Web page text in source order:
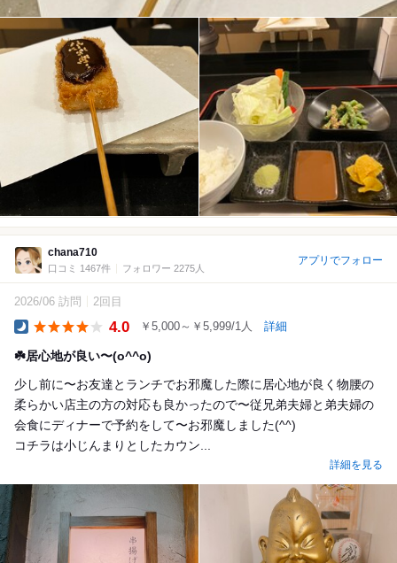
chana710
口コミ 1467件 フォロワー 2275人
アプリでフォロー
2026/06 訪問 2回目
4.0 ￥5,000～￥5,999/1人 詳細
☘️居心地が良い〜(o^^o)
少し前に〜お友達とランチでお邪魔した際に居心地が良く物腰の
柔らかい店主の方の対応も良かったので〜従兄弟夫婦と弟夫婦の
会食にディナーで予約をして〜お邪魔しました(^^)
コチラは小じんまりとしたカウン...
詳細を見る